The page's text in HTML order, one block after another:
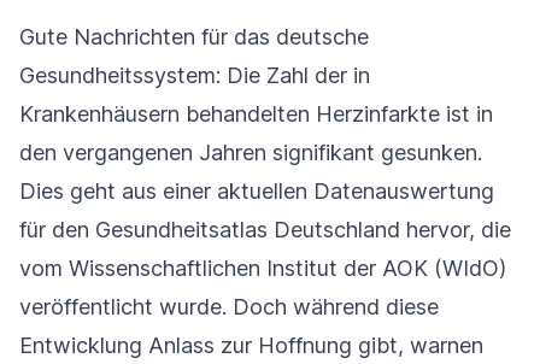
Gute Nachrichten für das deutsche
Gesundheitssystem: Die Zahl der in
Krankenhäusern behandelten Herzinfarkte ist in
den vergangenen Jahren signifikant gesunken.
Dies geht aus einer aktuellen Datenauswertung
für den Gesundheitsatlas Deutschland hervor, die
vom Wissenschaftlichen Institut der AOK (WIdO)
veröffentlicht wurde. Doch während diese
Entwicklung Anlass zur Hoffnung gibt, warnen